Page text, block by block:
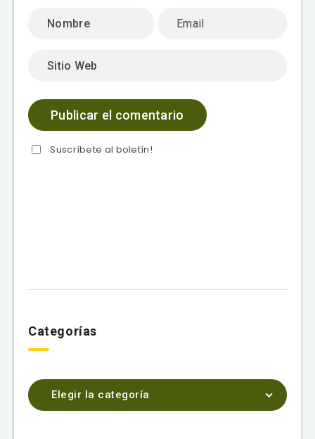
Suscríbete al boletín!
Categorías
Elegir la categoría